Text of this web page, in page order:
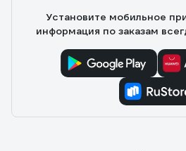
Установите мобильное
информация по заказам